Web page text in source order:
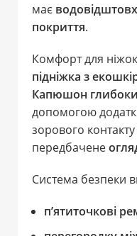
має
покриття.
Комфорт для
підніжка з
Капюшон
допомогою
зорового
передбачене
Система безпеки
п’ятиточкові